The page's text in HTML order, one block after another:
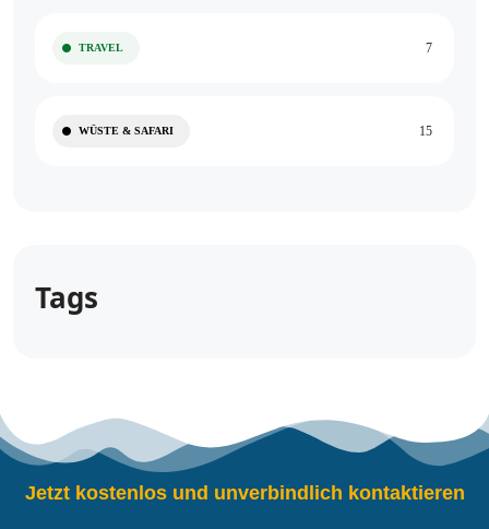
TRAVEL 7
WÜSTE & SAFARI 15
Tags
Jetzt kostenlos und unverbindlich kontaktieren